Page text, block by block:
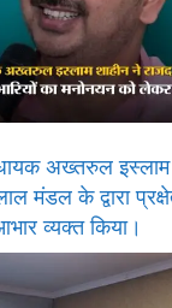
अख्तरुल इस्लाम
मंडल के द्वारा
व्यक्त किया।